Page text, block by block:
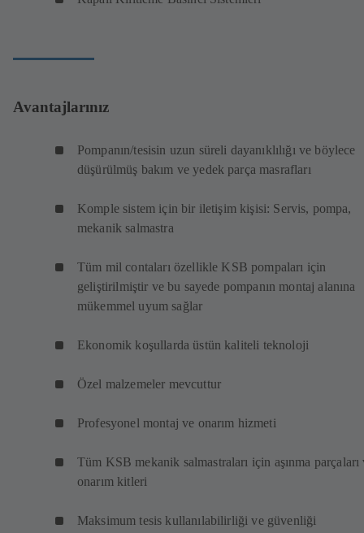
Avantajlarınız
Pompanın/tesisin uzun süreli dayanıklılığı ve böylece
düşürülmüş bakım ve yedek parça masrafları
Komple sistem için bir iletişim kişisi: Servis, pompa,
mekanik salmastra
Tüm mil contaları özellikle KSB pompaları için
geliştirilmiştir ve bu sayede pompanın montaj alanına
mükemmel uyum sağlar
Ekonomik koşullarda üstün kaliteli teknoloji
Özel malzemeler mevcuttur
Profesyonel montaj ve onarım hizmeti
Tüm KSB mekanik salmastraları için aşınma parçaları
onarım kitleri
Maksimum tesis kullanılabilirliği ve güvenliği